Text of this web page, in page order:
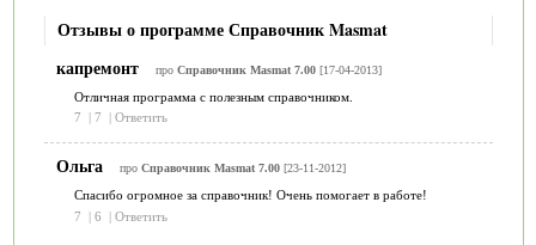
Отзывы о программе Справочник Masmat
капремонт
про Справочник Masmat 7.00[17-04-2013]
Отличная программа с полезным справочником.
7
7 Ответить
Ольга про Справочник Masmat 7.00[23-11-2012]
Спасибо огромное за справочник! Очень помогает в работе!
7
| 6 | Ответить